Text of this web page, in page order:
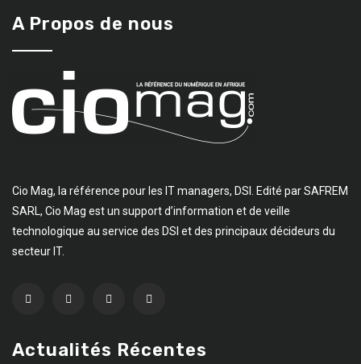
A Propos de nous
Cio Mag, la référence pour les IT managers, DSI. Edité par SAFREM
SARL, Cio Mag est un support d’information et de veille
technologique au service des DSI et des principaux décideurs du
secteur IT.
Actualités Récentes